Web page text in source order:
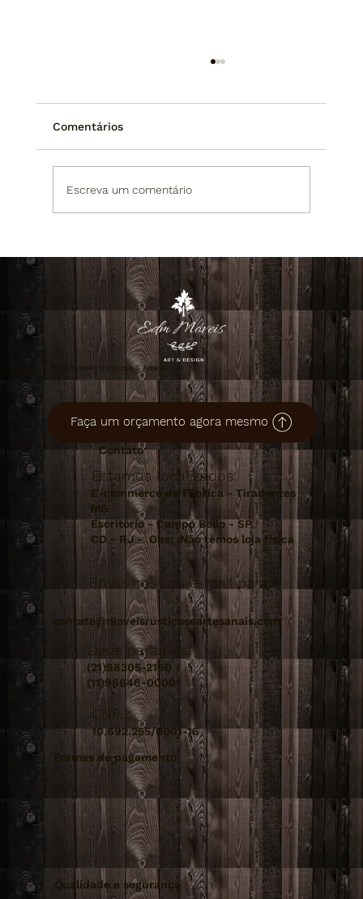
Maciça em São Paulo e Rio de Janeiro:
Guia Completo para Escolher com
Segurança e Alto Padrão
Comentários
Escreva um comentário
EDM Móveis Rústicos & Artesanais
Faça um orçamento agora mesmo
Contato
Estamos localizados:
E-commerce de Fábrica - Tiradentes
MG
Escritório - Campo Bello - SP.
CD - RJ - Obs: Não temos loja fisica
Envie-nos um e-mail para:
contato@moveisrusticoseartesanais.com
Ligue para nós:
(21)98305-2160
(11)98646-0000
CNPJ:
10.692.255/0001-16
Formas de pagamento
Qualidade e segurança